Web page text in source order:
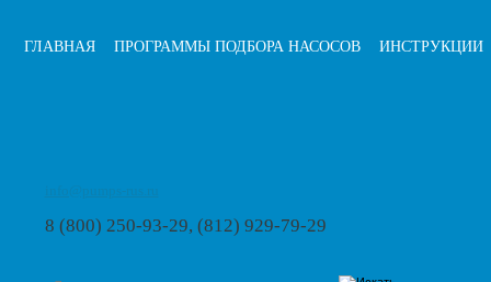
ГЛАВНАЯ ПРОГРАММЫ ПОДБОРА НАСОСОВ ИНСТРУКЦИИ
8 (800) 250-93-29, (812) 929-79-29